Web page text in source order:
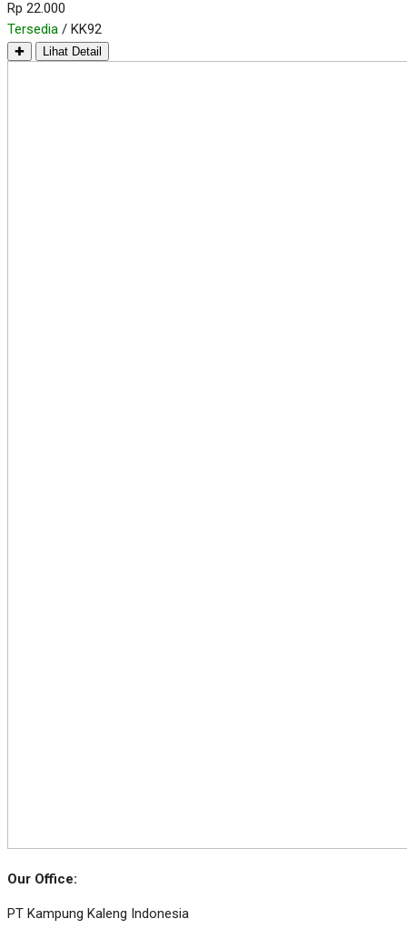
Rp 22.000
Tersedia / KK92
✚ Lihat Detail
Our Office:
PT Kampung Kaleng Indonesia